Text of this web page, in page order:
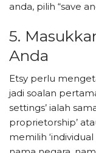
anda, pilih “save
5.
Anda
Etsy perlu
jadi soalan
settings’ ialah
proprietorship’
memilih